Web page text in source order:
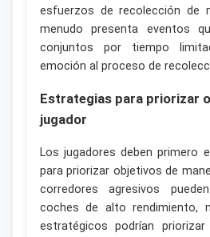
esfuerzos de recolección de
menudo presenta eventos
conjuntos por tiempo
emoción al proceso de
Estrategias para priorizar
jugador
Los jugadores deben primero
para priorizar objetivos de
corredores agresivos
coches de alto rendimiento,
estratégicos podrían